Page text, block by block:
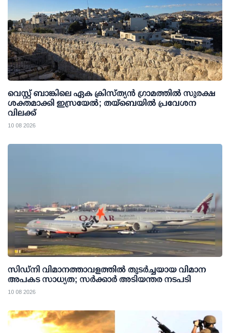
വെസ്റ്റ് ബാങ്കിലെ ഏക ക്രിസ്ത്യൻ ഗ്രാമത്തിൽ സുരക്ഷ
ശക്തമാക്കി ഇസ്രയേൽ; തയ്ബെയിൽ പ്രവേശന
വിലക്ക്
10 08 2026
സിഡ്‌നി വിമാനത്താവളത്തില്‍ തുടര്‍ച്ചയായ വിമാന
അപകട സാധ്യത; സര്‍ക്കാര്‍ അടിയന്തര നടപടി
10 08 2026